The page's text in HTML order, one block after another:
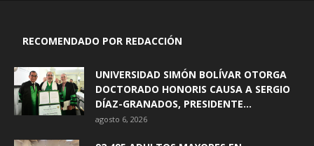
RECOMENDADO POR REDACCIÓN
UNIVERSIDAD SIMÓN BOLÍVAR OTORGA
DOCTORADO HONORIS CAUSA A SERGIO
DÍAZ-GRANADOS, PRESIDENTE...
agosto 6, 2026